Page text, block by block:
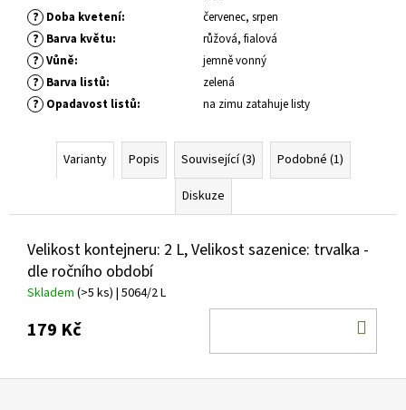
? Doba kvetení: červenec, srpen
? Barva květu: růžová, fialová
? Vůně: jemně vonný
? Barva listů: zelená
? Opadavost listů: na zimu zatahuje listy
Varianty Popis Související (3)
Podobné (1)
Diskuze
Velikost kontejneru: 2 L, Velikost sazenice: trvalka -
dle ročního období
Skladem (>5 ks) | 5064/2 L
179 Kč
VŘES
OBECNÝ
65
Kč
Z